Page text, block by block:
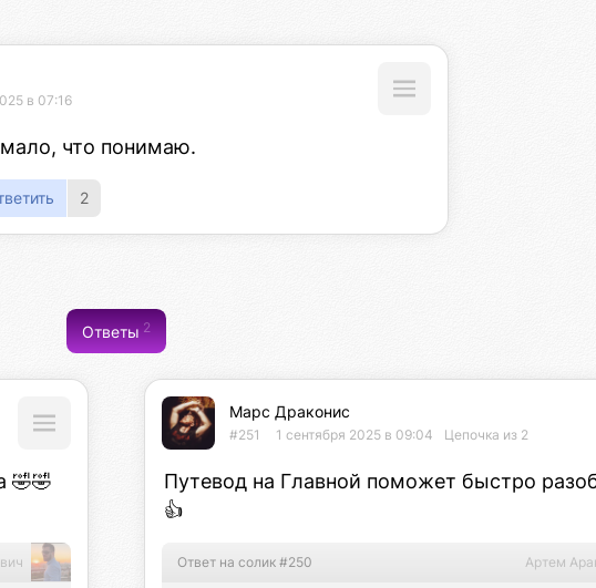
в 07:16
что понимаю.
2
Ответы2
🤣🤣
Марс Драконис
#251 1 сентября 2025 в 09:04 Цепочка из 2
Путевод на Главной поможет быстро
👍
Ответ на солик #250 Артем